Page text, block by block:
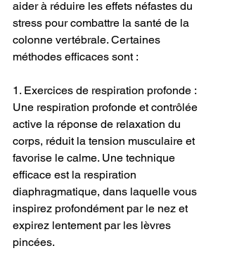
aider à réduire les effets néfastes du
stress pour combattre la santé de la
colonne vertébrale. Certaines
méthodes efficaces sont :
1. Exercices de respiration profonde :
Une respiration profonde et contrôlée
active la réponse de relaxation du
corps, réduit la tension musculaire et
favorise le calme. Une technique
efficace est la respiration
diaphragmatique, dans laquelle vous
inspirez profondément par le nez et
expirez lentement par les lèvres
pincées.